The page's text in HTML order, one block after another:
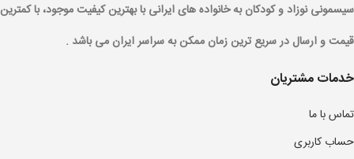
سیسمونی نوزاد و کودکان به خانواده های ایرانی با بهترین کیفیت موجود، با کمترین
قیمت و ارسال در سریع ترین زمان ممکن به سراسر ایران می باشد .
خدمات مشتریان
تماس با ما
حساب کاربری